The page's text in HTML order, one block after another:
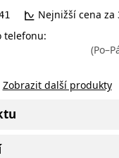
Nejnižší cena za
telefonu:
Zobrazit další produkty